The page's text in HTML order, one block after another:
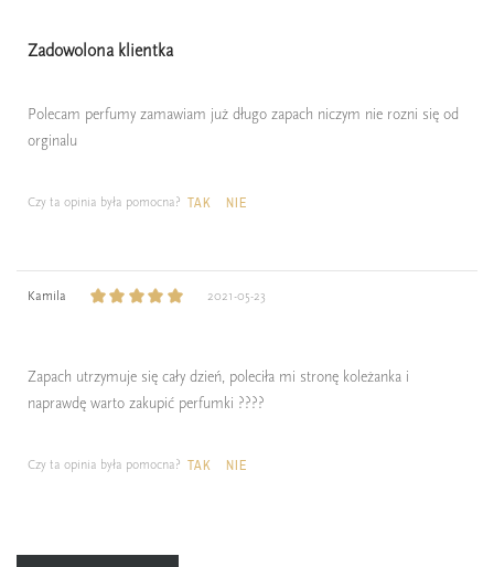
Zadowolona klientka
Polecam perfumy zamawiam już długo zapach niczym nie rozni się od
orginalu
Czy ta opinia była pomocna? TAK NIE
Kamila 2021-05-23
Zapach utrzymuje się cały dzień, poleciła mi stronę koleżanka i
naprawdę warto zakupić perfumki ????
Czy ta opinia była pomocna? TAK NIE